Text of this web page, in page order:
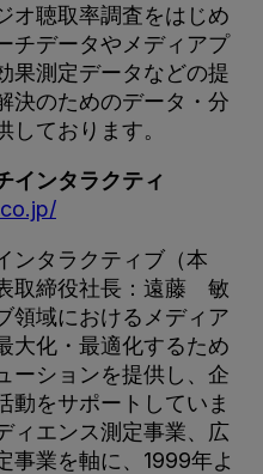
オ聴取率調査をはじめ
チデータやメディアプ
果測定データなどの提
決のためのデータ・分
ております。
インタラクティ
ンタラクティブ（本
取締役社長：遠藤 敏
領域におけるメディア
大化・最適化するため
ーションを提供し、企
動をサポートしていま
ィエンス測定事業、広
事業を軸に、1999年よ